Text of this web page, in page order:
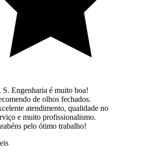
S. Engenharia é muito boa!
de olhos fechados.
atendimento, qualidade no
e muito profissionalismo.
pelo ótimo trabalho!